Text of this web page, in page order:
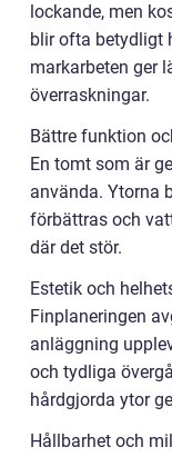
lockande, men
blir ofta betydligt
markarbeten ger
överraskningar.
Bättre funktion
En tomt som är
använda. Ytorna
förbättras och
där det stör.
Estetik och
Finplaneringen
anläggning
och tydliga
hårdgjorda ytor
Hållbarhet och